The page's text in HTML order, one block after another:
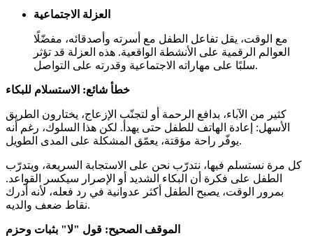
العزلة الاجتماعية
مع الوقت، يقل تفاعل الطفل مع أسرته وأصدقائه، مفضّلًا
العوالم الرقمية على الأنشطة الواقعية. هذه العزلة قد تؤثر
سلبًا على مهاراته الاجتماعية وقدرته على التواصل.
خطأ شائع: الاستسلام للبكاء
كثير من الآباء، بدافع الرحمة أو لتجنّب الإزعاج، يختارون الطريق
الأسهل: إعادة الهاتف للطفل حتى يهدأ. لكن هذا السلوك، رغم أنه
يوفّر راحة مؤقتة، يعمّق المشكلة على المدى الطويل.
كل مرة نستسلم فيها، نتدرّب نحن على الاستجابة السريعة، ويتدرّب
الطفل على فكرة أن البكاء الشديد أو الإصرار سيكسر القواعد.
بمرور الوقت، يصبح الطفل أكثر عدوانية في رد فعله، لأنه أدرك
نقاط ضعف والديه.
الموقف الصحيح: قول "لا" بثبات وحزم